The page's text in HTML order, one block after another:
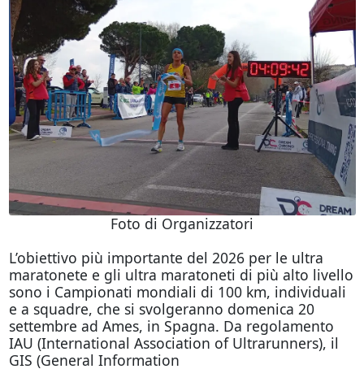
Foto di Organizzatori
L’obiettivo più importante del 2026 per le ultra
maratonete e gli ultra maratoneti di più alto livello
sono i Campionati mondiali di 100 km, individuali
e a squadre, che si svolgeranno domenica 20
settembre ad Ames, in Spagna. Da regolamento
IAU (International Association of Ultrarunners), il
GIS (General Information